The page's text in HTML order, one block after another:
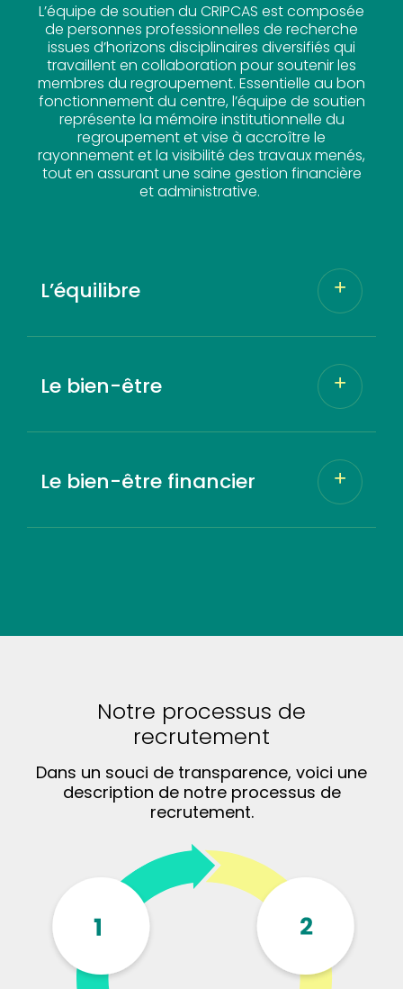
L’équipe de soutien du CRIPCAS est composée
de personnes professionnelles de recherche
issues d’horizons disciplinaires diversifiés qui
travaillent en collaboration pour soutenir les
membres du regroupement. Essentielle au bon
fonctionnement du centre, l’équipe de soutien
représente la mémoire institutionnelle du
regroupement et vise à accroître le
rayonnement et la visibilité des travaux menés,
tout en assurant une saine gestion financière
et administrative.
L’équilibre
Le bien-être
Le bien-être financier
Notre processus de
recrutement
Dans un souci de transparence, voici une
description de notreprocessus de
recrutement.